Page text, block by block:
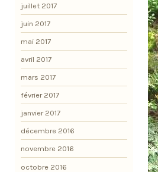
juillet 2017
juin 2017
mai 2017
avril 2017
mars 2017
février 2017
janvier 2017
décembre 2016
novembre 2016
octobre 2016